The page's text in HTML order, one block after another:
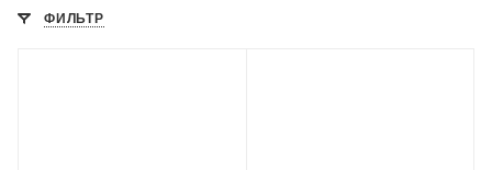
ФИЛЬТР